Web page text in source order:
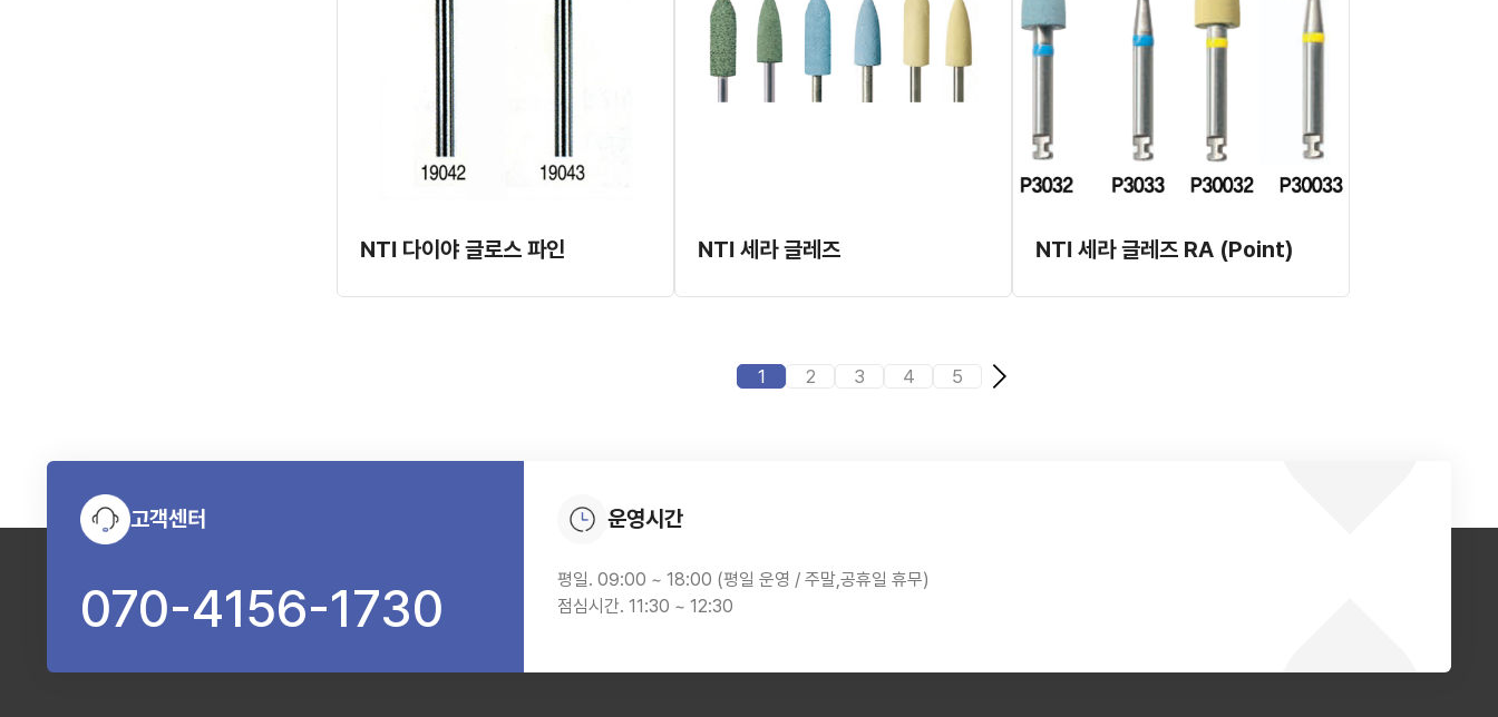
NTI 다이야 글로스 파인 NTI 세라 글레즈 NTI 세라 글레즈 RA (Point)
1 2 3 4 5
고객센터
070-4156-1730
운영시간
평일. 09:00 ~ 18:00 (평일 운영 / 주말,공휴일 휴무)
점심시간. 11:30 ~ 12:30